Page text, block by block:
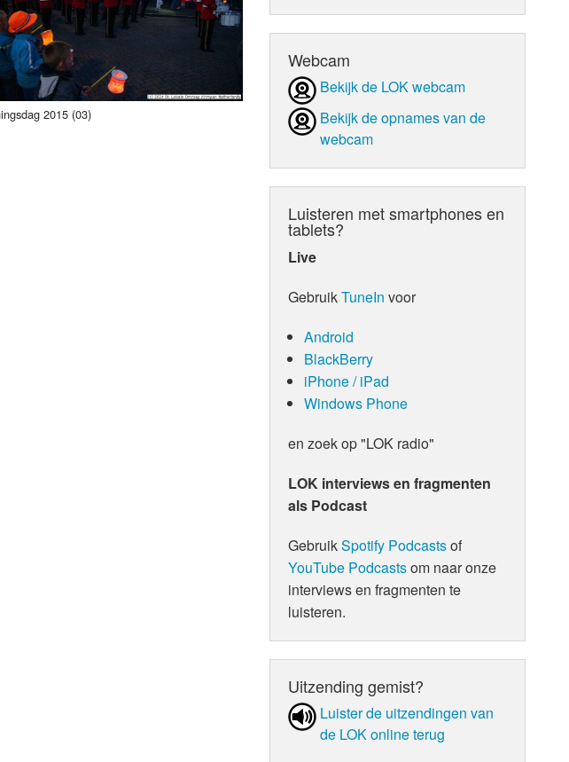
Bepalend Orgaan
Krimpen a/d IJssel
2015 (03)
Webcam
Bekijk de LOK webcam
Bekijk de opnames van de
webcam
Luisteren met smartphones en
tablets?
Live
GebruikTuneIn voor
Android
BlackBerry
iPhone / iPad
Windows Phone
en zoek op "LOK radio"
LOK interviews en fragmenten
als Podcast
GebruikSpotify Podcastsof
YouTube Podcastsom naar onze
interviews en fragmenten te
luisteren.
Uitzending gemist?
Luister de uit­zen­din­gen van
de LOK online terug